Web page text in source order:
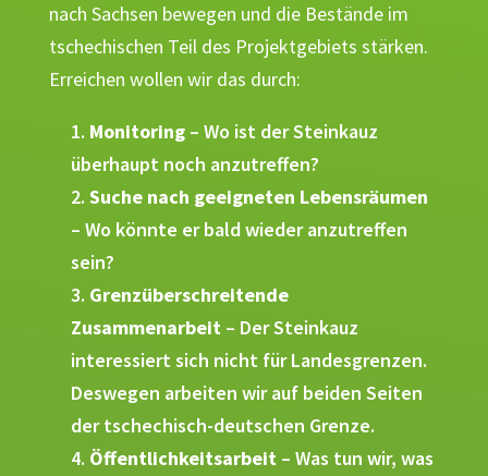
nach Sachsen bewegen und die Bestände im
tschechischen Teil des Projektgebiets stärken.
Erreichen wollen wir das durch:
Monitoring– Wo ist der Steinkauz
überhaupt noch anzutreffen?
Suche nach geeigneten Lebensräumen
– Wo könnte er bald wieder anzutreffen
sein?
Grenzüberschreitende
Zusammenarbeit– Der Steinkauz
interessiert sich nicht für Landesgrenzen.
Deswegen arbeiten wir auf beiden Seiten
der tschechisch-deutschen Grenze.
Öffentlichkeitsarbeit– Was tun wir, was